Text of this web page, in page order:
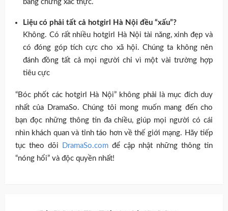
bằng chứng xác thực.
Liệu có phải tất cả hotgirl Hà Nội đều “xấu”?
Không. Có rất nhiều hotgirl Hà Nội tài năng, xinh đẹp và
có đóng góp tích cực cho xã hội. Chúng ta không nên
đánh đồng tất cả mọi người chỉ vì một vài trường hợp
tiêu cực
“Bóc phốt các hotgirl Hà Nội” không phải là mục đích duy
nhất của DramaSo. Chúng tôi mong muốn mang đến cho
bạn đọc những thông tin đa chiều, giúp mọi người có cái
nhìn khách quan và tỉnh táo hơn về thế giới mạng. Hãy tiếp
tục theo dõi
DramaSo.com để cập nhật những thông tin
“nóng hổi” và độc quyền nhất!